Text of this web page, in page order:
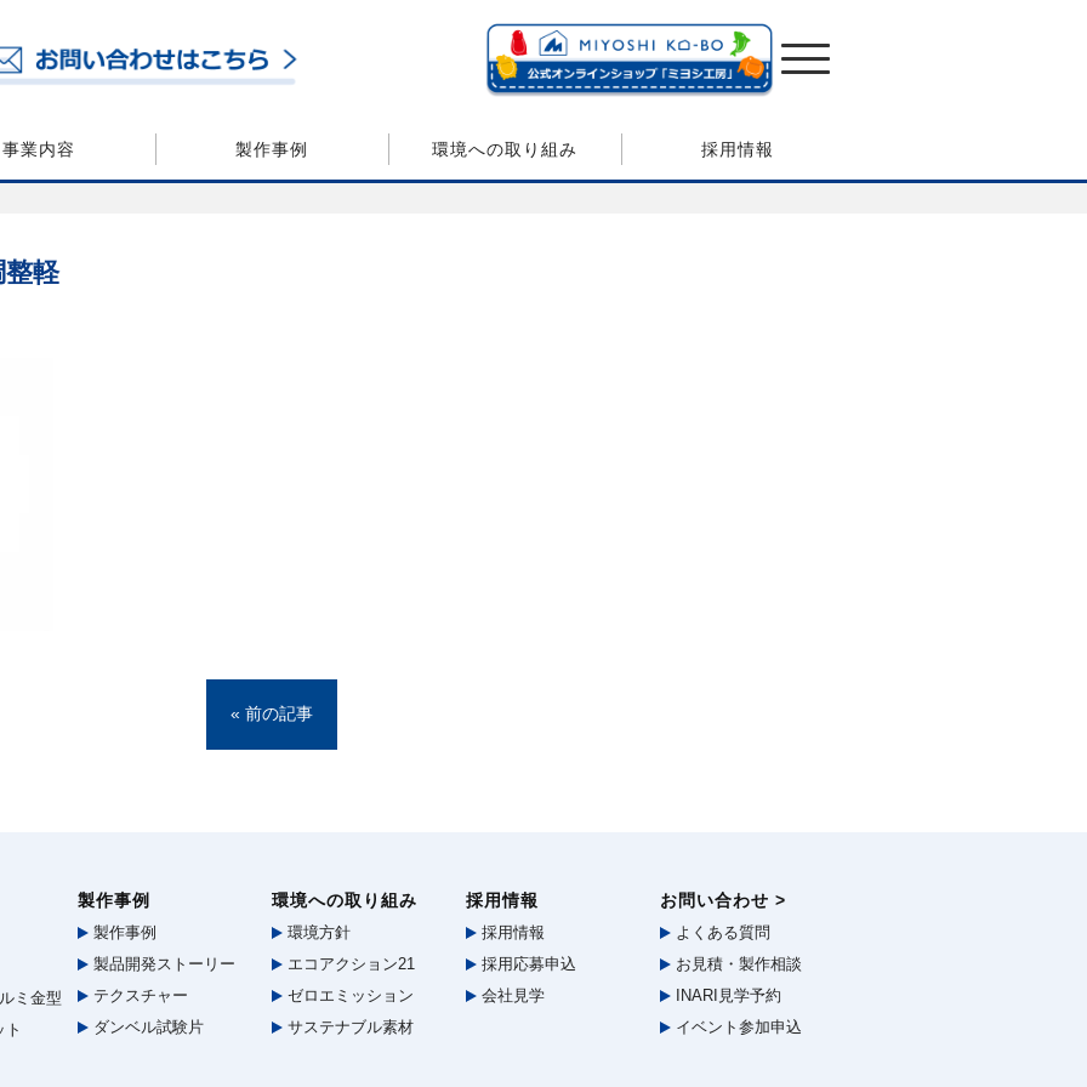
事業内容 製作事例 環境への取り組み 採用情報
軽
« 前の記事
ミ金型
製作事例
製作事例
製品開発ストーリー
テクスチャー
ダンベル試験片
環境への取り組み
環境方針
エコアクション21
ゼロエミッション
サステナブル素材
採用情報
採用情報
採用応募申込
会社見学
お問い合わせ >
よくある質問
お見積・製作相談
INARI見学予約
イベント参加申込